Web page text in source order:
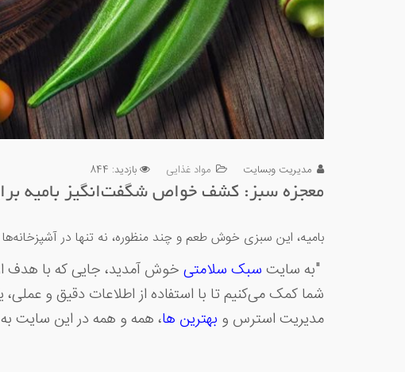
مدیریت وبسایت مواد غذایی بازدید: 844
معجزه سبز: کشف خواص شگفت‌انگیز بامیه
بامیه، این سبزی خوش طعم و چند منظوره، نه تنها در آشپزخانه‌ها
"به سایت سبک سلامتی خوش آمدید، جایی که با هدف
شما کمک می‌کنیم تا با استفاده از اطلاعات دقیق و عملی،
مدیریت استرس و بهترین ها، همه و همه در این سایت